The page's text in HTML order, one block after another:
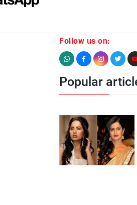
Follow us on:
Popular